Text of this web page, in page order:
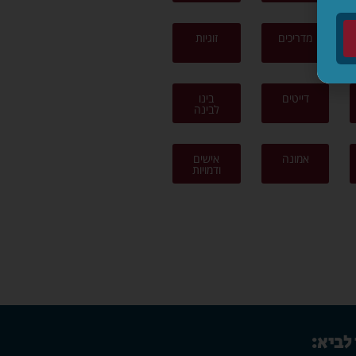
מדריכים זוגיות
דייטים בינו
לבינה
אמונה אישים
ודמויות
לביא: